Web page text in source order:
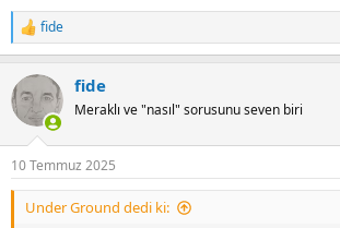
R
e
c
t
i
s
:
fide
fide
Meraklı ve "nasıl" sorusunu seven biri
10 Temmuz 2025
Under Ground dedi ki: